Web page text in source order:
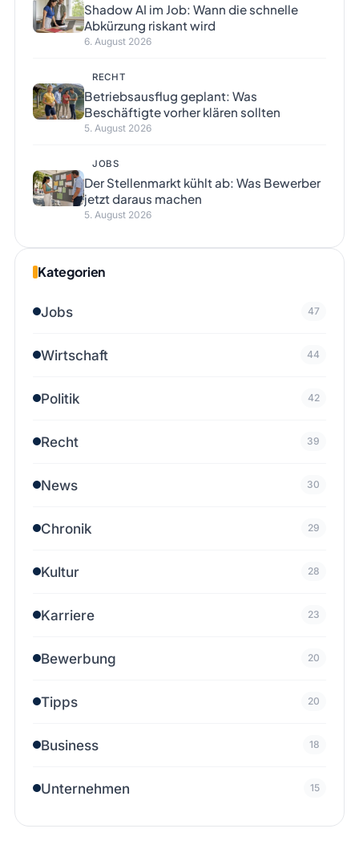
Shadow AI im Job: Wann die schnelle
Abkürzung riskant wird
6. August 2026
RECHT
Betriebsausflug geplant: Was
Beschäftigte vorher klären sollten
5. August 2026
JOBS
Der Stellenmarkt kühlt ab: Was Bewerber
jetzt daraus machen
5. August 2026
Kategorien
Jobs 47
Wirtschaft 44
Politik 42
Recht 39
News 30
Chronik 29
Kultur 28
Karriere 23
Bewerbung 20
Tipps 20
Business 18
Unternehmen 15